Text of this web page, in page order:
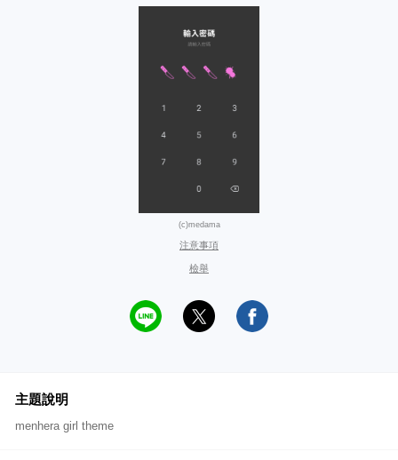
(c)medama
注意事項
檢舉
主題說明
menhera girl theme